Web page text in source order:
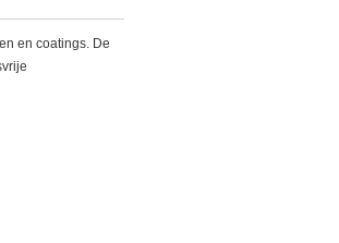
en coatings. De